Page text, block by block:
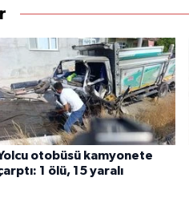
otobüsü kamyonete
1 ölü, 15 yaralı